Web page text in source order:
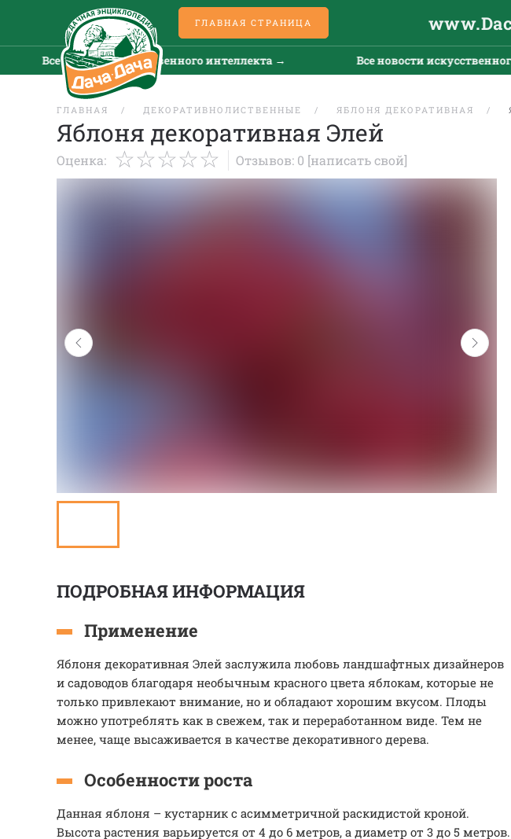
ГЛАВНАЯ СТРАНИЦА
Все новости искусственного интеллекта → Все новости искусственного
ГЛАВНАЯ ДЕКОРАТИВНОЛИСТВЕННЫЕ ЯБЛОНЯ ДЕКОРАТИВНАЯ
Яблоня декоративная Элей
Оценка: Отзывов: 0 [написать свой]
ПОДРОБНАЯ ИНФОРМАЦИЯ
Применение
Яблоня декоративная Элей заслужила любовь ландшафтных дизайнеров
и садоводов благодаря необычным красного цвета яблокам, которые не
только привлекают внимание, но и обладают хорошим вкусом. Плоды
можно употреблять как в свежем, так и переработанном виде. Тем не
менее, чаще высаживается в качестве декоративного дерева.
Особенности роста
Данная яблоня – кустарник с асимметричной раскидистой кроной.
Высота растения варьируется от 4 до 6 метров, а диаметр от 3 до 5 метров.